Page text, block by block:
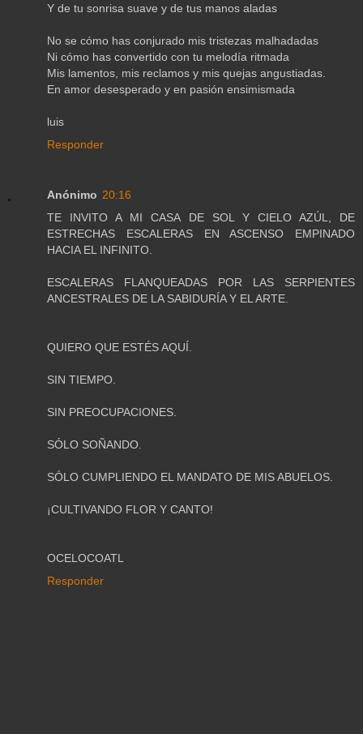
Y de tu sonrisa suave y de tus manos aladas
No se cómo has conjurado mis tristezas malhadadas
Ni cómo has convertido con tu melodía ritmada
Mis lamentos, mis reclamos y mis quejas angustiadas.
En amor desesperado y en pasión ensimismada
luis
Responder
Anónimo 20:16
TE INVITO A MI CASA DE SOL Y CIELO AZÚL, DE
ESTRECHAS ESCALERAS EN ASCENSO EMPINADO
HACIA EL INFINITO.
ESCALERAS FLANQUEADAS POR LAS SERPIENTES
ANCESTRALES DE LA SABIDURÍA Y EL ARTE.
QUIERO QUE ESTÉS AQUÍ.
SIN TIEMPO.
SIN PREOCUPACIONES.
SÓLO SOÑANDO.
SÓLO CUMPLIENDO EL MANDATO DE MIS ABUELOS.
¡CULTIVANDO FLOR Y CANTO!
OCELOCOATL
Responder